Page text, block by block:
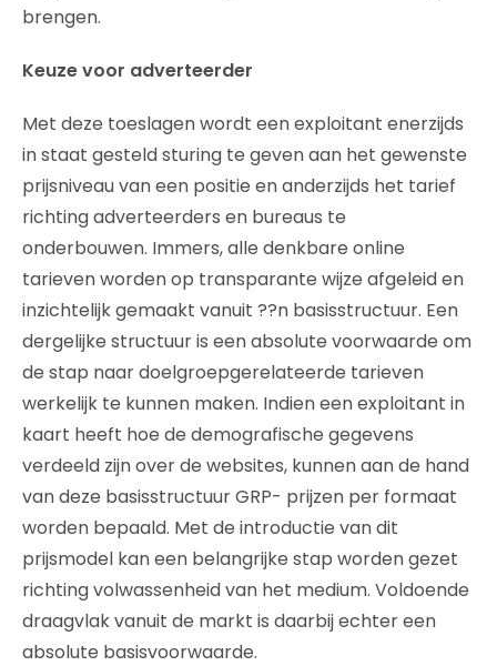
brengen.
Keuze voor adverteerder
Met deze toeslagen wordt een exploitant enerzijds
in staat gesteld sturing te geven aan het gewenste
prijsniveau van een positie en anderzijds het tarief
richting adverteerders en bureaus te
onderbouwen. Immers, alle denkbare online
tarieven worden op transparante wijze afgeleid en
inzichtelijk gemaakt vanuit ??n basisstructuur. Een
dergelijke structuur is een absolute voorwaarde om
de stap naar doelgroepgerelateerde tarieven
werkelijk te kunnen maken. Indien een exploitant in
kaart heeft hoe de demografische gegevens
verdeeld zijn over de websites, kunnen aan de hand
van deze basisstructuur GRP- prijzen per formaat
worden bepaald. Met de introductie van dit
prijsmodel kan een belangrijke stap worden gezet
richting volwassenheid van het medium. Voldoende
draagvlak vanuit de markt is daarbij echter een
absolute basisvoorwaarde.